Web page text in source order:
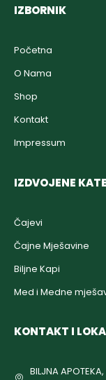
IZBORNIK
Početna
O Nama
Shop
Kontakt
Impressum
IZDVOJENE
Čajevi
Čajne Mješavine
Biljne Kapi
Med i Medne
KONTAKT I
BILJNA